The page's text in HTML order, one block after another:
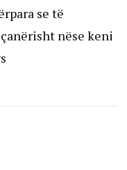
se të
nëse keni